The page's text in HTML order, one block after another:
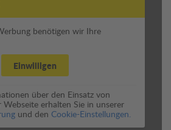
benötigen wir Ihre
Einwilligen
über den Einsatz von
Webseite erhalten Sie in unserer
und den Cookie-Einstellungen.